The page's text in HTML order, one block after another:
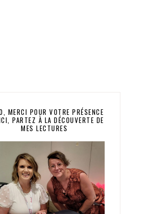
MERCI POUR VOTRE PRÉSENCE
PARTEZ À LA DÉCOUVERTE DE
MES LECTURES